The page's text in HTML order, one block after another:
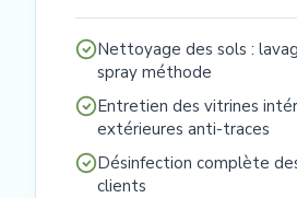
Nettoyage des sols :
spray méthode
Entretien des vitrines
extérieures anti-traces
Désinfection complète
clients